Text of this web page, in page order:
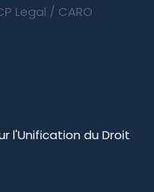
Legal / CARO
l'Unification du Droit